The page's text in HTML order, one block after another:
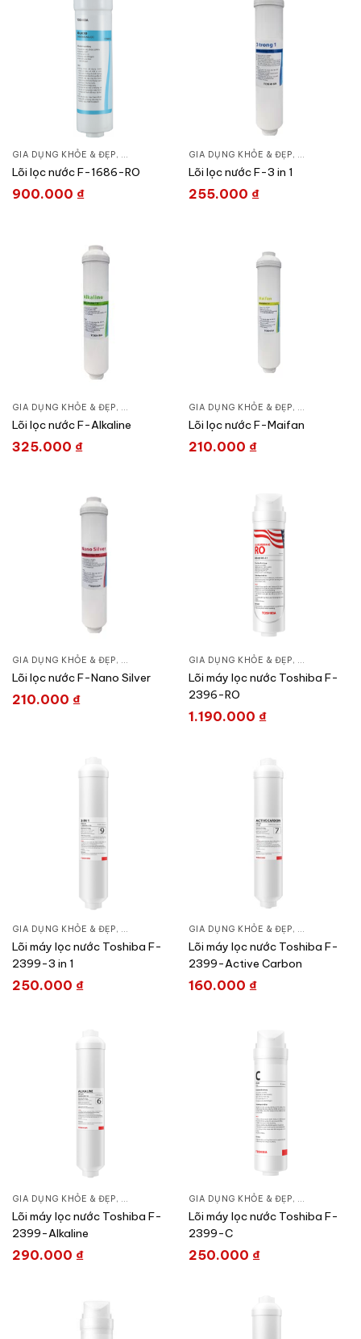
GIA DỤNG KHỎE & ĐẸP, LỌC NƯỚC & MÁY NƯỚC NÓNG, LÕI MÁY LỌC NƯỚC
Lõi lọc nước F-1686-RO
900.000 ₫
GIA DỤNG KHỎE & ĐẸP, LỌC NƯỚC &
Lõi lọc nước F-3 in 1
255.000 ₫
GIA DỤNG KHỎE & ĐẸP, LỌC NƯỚC & MÁY NƯỚC NÓNG, LÕI MÁY LỌC NƯỚC
Lõi lọc nước F-Alkaline
325.000 ₫
GIA DỤNG KHỎE & ĐẸP, LỌC NƯỚC &
Lõi lọc nước F-Maifan
210.000 ₫
GIA DỤNG KHỎE & ĐẸP, LỌC NƯỚC & MÁY NƯỚC NÓNG, LÕI MÁY LỌC NƯỚC
Lõi lọc nước F-Nano Silver
210.000 ₫
GIA DỤNG KHỎE & ĐẸP,
Lõi máy lọc nước Toshiba F-
2396-RO
1.190.000 ₫
GIA DỤNG KHỎE & ĐẸP, LỌC NƯỚC & MÁY NƯỚC NÓNG, LÕI MÁY LỌC NƯỚC
Lõi máy lọc nước Toshiba F-
2399-3 in 1
250.000 ₫
GIA DỤNG KHỎE & ĐẸP, LỌC NƯỚC &
Lõi máy lọc nước Toshiba F-
2399-Active Carbon
160.000 ₫
GIA DỤNG KHỎE & ĐẸP, LỌC NƯỚC & MÁY NƯỚC NÓNG, LÕI MÁY LỌC NƯỚC
Lõi máy lọc nước Toshiba F-
2399-Alkaline
290.000 ₫
GIA DỤNG KHỎE & ĐẸP, LỌC NƯỚC &
Lõi máy lọc nước Toshiba F-
2399-C
250.000 ₫